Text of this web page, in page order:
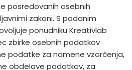
posredovanih osebnih
zakoni. S podanim
ponudniku Kreativlab
zbirke osebnih podatkov
podatke za namene vzorčenja,
obdelave podatkov, za